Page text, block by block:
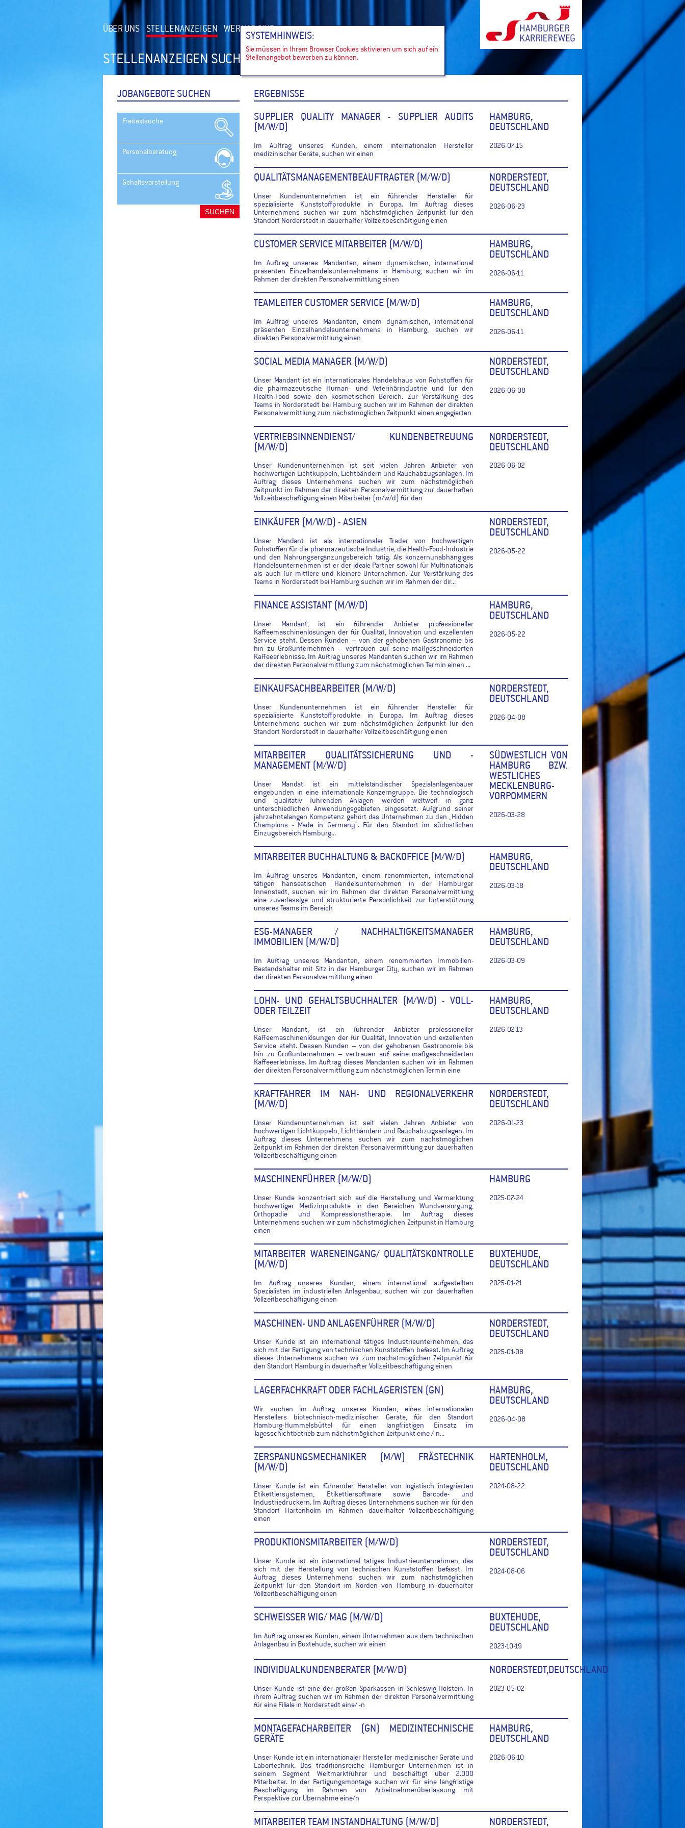
ÜBER UNS STELLENANZEIGEN WER WIR SIND
STELLENANZEIGEN SUCHEN
JOBANGEBOTE SUCHEN
Freitextsuche
Personalberatung
Gehaltsvorstellung
ERGEBNISSE
SUPPLIER QUALITY MANAGER - SUPPLIER AUDITS
(M/W/D)
Im Auftrag unseres Kunden, einem internationalen Hersteller
medizinischer Geräte, suchen wir einen
HAMBURG,
DEUTSCHLAND
2026-07-15
QUALITÄTSMANAGEMENTBEAUFTRAGTER (M/W/D)
Unser Kundenunternehmen ist ein führender Hersteller für
spezialisierte Kunststoffprodukte in Europa. Im Auftrag dieses
Unternehmens suchen wir zum nächstmöglichen Zeitpunkt für den
Standort Norderstedt in dauerhafter Vollzeitbeschäftigung einen
NORDERSTEDT,
DEUTSCHLAND
2026-06-23
CUSTOMER SERVICE MITARBEITER (M/W/D)
Im Auftrag unseres Mandanten, einem dynamischen, international
präsenten Einzelhandelsunternehmens in Hamburg, suchen wir im
Rahmen der direkten Personalvermittlung einen
HAMBURG,
DEUTSCHLAND
2026-06-11
TEAMLEITER CUSTOMER SERVICE (M/W/D)
Im Auftrag unseres Mandanten, einem dynamischen, international
präsenten Einzelhandelsunternehmens in Hamburg, suchen wir
direkten Personalvermittlung einen
HAMBURG,
DEUTSCHLAND
2026-06-11
SOCIAL MEDIA MANAGER (M/W/D)
Unser Mandant ist ein internationales Handelshaus von Rohstoffen für
die pharmazeutische Human- und Veterinärindustrie und für den
Health-Food sowie den kosmetischen Bereich. Zur Verstärkung des
Teams in Norderstedt bei Hamburg suchen wir im Rahmen der direkten
Personalvermittlung zum nächstmöglichen Zeitpunkt einen engagierten
NORDERSTEDT,
DEUTSCHLAND
2026-06-08
VERTRIEBSINNENDIENST/ KUNDENBETREUUNG
(M/W/D)
Unser Kundenunternehmen ist seit vielen Jahren Anbieter von
hochwertigen Lichtkuppeln, Lichtbändern und Rauchabzugsanlagen. Im
Auftrag dieses Unternehmens suchen wir zum nächstmöglichen
Zeitpunkt im Rahmen der direkten Personalvermittlung zur dauerhaften
Vollzeitbeschäftigung einen Mitarbeiter (m/w/d) für den
NORDERSTEDT,
DEUTSCHLAND
2026-06-02
EINKÄUFER (M/W/D) - ASIEN
Unser Mandant ist als internationaler Trader von hochwertigen
Rohstoffen für die pharmazeutische Industrie, die Health-Food-Industrie
und den Nahrungsergänzungsbereich tätig. Als konzernunabhängiges
Handelsunternehmen ist er der ideale Partner sowohl für Multinationals
als auch für mittlere und kleinere Unternehmen. Zur Verstärkung des
Teams in Norderstedt bei Hamburg suchen wir im Rahmen der dir...
NORDERSTEDT,
DEUTSCHLAND
2026-05-22
FINANCE ASSISTANT (M/W/D)
Unser Mandant, ist ein führender Anbieter professioneller
Kaffeemaschinenlösungen der für Qualität, Innovation und exzellenten
Service steht. Dessen Kunden – von der gehobenen Gastronomie bis
hin zu Großunternehmen – vertrauen auf seine maßgeschneiderten
Kaffeeerlebnisse. Im Auftrag unseres Mandanten suchen wir im Rahmen
der direkten Personalvermittlung zum nächstmöglichen Termin einen ...
HAMBURG,
DEUTSCHLAND
2026-05-22
EINKAUFSACHBEARBEITER (M/W/D)
Unser Kundenunternehmen ist ein führender Hersteller für
spezialisierte Kunststoffprodukte in Europa. Im Auftrag dieses
Unternehmens suchen wir zum nächstmöglichen Zeitpunkt für den
Standort Norderstedt in dauerhafter Vollzeitbeschäftigung einen
NORDERSTEDT,
DEUTSCHLAND
2026-04-08
MITARBEITER QUALITÄTSSICHERUNG UND -
MANAGEMENT (M/W/D)
Unser Mandat ist ein mittelständischer Spezialanlagenbauer
eingebunden in eine internationale Konzerngruppe. Die technologisch
und qualitativ führenden Anlagen werden weltweit in ganz
unterschiedlichen Anwendungsgebieten eingesetzt. Aufgrund seiner
jahrzehntelangen Kompetenz gehört das Unternehmen zu den „Hidden
Champions - Made in Germany“. Für den Standort im südöstlichen
Einzugsbereich Hamburg...
SÜDWESTLICH VON
HAMBURG BZW.
WESTLICHES
MECKLENBURG-
VORPOMMERN
2026-03-28
MITARBEITER BUCHHALTUNG & BACKOFFICE (M/W/D)
Im Auftrag unseres Mandanten, einem renommierten, international
tätigen hanseatischen Handelsunternehmen in der Hamburger
Innenstadt, suchen wir im Rahmen der direkten Personalvermittlung
eine zuverlässige und strukturierte Persönlichkeit zur Unterstützung
unseres Teams im Bereich
HAMBURG,
DEUTSCHLAND
2026-03-18
ESG-MANAGER / NACHHALTIGKEITSMANAGER
IMMOBILIEN (M/W/D)
Im Auftrag unseres Mandanten, einem renommierten Immobilien-
Bestandshalter mit Sitz in der Hamburger City, suchen wir im Rahmen
der direkten Personalvermittlung einen
HAMBURG,
DEUTSCHLAND
2026-03-09
LOHN- UND GEHALTSBUCHHALTER (M/W/D) - VOLL-
ODER TEILZEIT
Unser Mandant, ist ein führender Anbieter professioneller
Kaffeemaschinenlösungen der für Qualität, Innovation und exzellenten
Service steht. Dessen Kunden – von der gehobenen Gastronomie bis
hin zu Großunternehmen – vertrauen auf seine maßgeschneiderten
Kaffeeerlebnisse. Im Auftrag dieses Mandanten suchen wir im Rahmen
der direkten Personalvermittlung zum nächstmöglichen Termin eine
HAMBURG,
DEUTSCHLAND
2026-02-13
KRAFTFAHRER IM NAH- UND REGIONALVERKEHR
(M/W/D)
Unser Kundenunternehmen ist seit vielen Jahren Anbieter von
hochwertigen Lichtkuppeln, Lichtbändern und Rauchabzugsanlagen. Im
Auftrag dieses Unternehmens suchen wir zum nächstmöglichen
Zeitpunkt im Rahmen der direkten Personalvermittlung zur dauerhaften
Vollzeitbeschäftigung einen
NORDERSTEDT,
DEUTSCHLAND
2026-01-23
MASCHINENFÜHRER (M/W/D)
Unser Kunde konzentriert sich auf die Herstellung und Vermarktung
hochwertiger Medizinprodukte in den Bereichen Wundversorgung,
Orthopädie und Kompressionstherapie. Im Auftrag dieses
Unternehmens suchen wir zum nächstmöglichen Zeitpunkt in Hamburg
einen
HAMBURG
2025-07-24
MITARBEITER WARENEINGANG/ QUALITÄTSKONTROLLE
(M/W/D)
Im Auftrag unseres Kunden, einem international aufgestellten
Spezialisten im industriellen Anlagenbau, suchen wir zur dauerhaften
Vollzeitbeschäftigung einen
BUXTEHUDE,
DEUTSCHLAND
2025-01-21
MASCHINEN- UND ANLAGENFÜHRER (M/W/D)
Unser Kunde ist ein international tätiges Industrieunternehmen, das
sich mit der Fertigung von technischen Kunststoffen befasst. Im Auftrag
dieses Unternehmens suchen wir zum nächstmöglichen Zeitpunkt für
den Standort Hamburg in dauerhafter Vollzeitbeschäftigung einen
NORDERSTEDT,
DEUTSCHLAND
2025-01-08
LAGERFACHKRAFT ODER FACHLAGERISTEN (GN)
Wir suchen im Auftrag unseres Kunden, eines internationalen
Herstellers biotechnisch-medizinischer Geräte, für den Standort
Hamburg-Hummelsbüttel für einen langfristigen Einsatz im
Tagesschichtbetrieb zum nächstmöglichen Zeitpunkt eine /-n...
HAMBURG,
DEUTSCHLAND
2026-04-08
ZERSPANUNGSMECHANIKER (M/W) FRÄSTECHNIK
(M/W/D)
Unser Kunde ist ein führender Hersteller von logistisch integrierten
Etikettiersystemen, Etikettiersoftware sowie Barcode- und
Industriedruckern. Im Auftrag dieses Unternehmens suchen wir für den
Standort Hartenholm im Rahmen dauerhafter Vollzeitbeschäftigung
einen
HARTENHOLM,
DEUTSCHLAND
2024-08-22
PRODUKTIONSMITARBEITER (M/W/D)
Unser Kunde ist ein international tätiges Industrieunternehmen, das
sich mit der Herstellung von technischen Kunststoffen befasst. Im
Auftrag dieses Unternehmens suchen wir zum nächstmöglichen
Zeitpunkt für den Standort im Norden von Hamburg in dauerhafter
Vollzeitbeschäftigung einen
NORDERSTEDT,
DEUTSCHLAND
2024-08-06
SCHWEISSER WIG/ MAG (M/W/D)
Im Auftrag unseres Kunden, einem Unternehmen aus dem technischen
Anlagenbau in Buxtehude, suchen wir einen
BUXTEHUDE,
DEUTSCHLAND
2023-10-19
INDIVIDUALKUNDENBERATER (M/W/D)
Unser Kunde ist eine der großen Sparkassen in Schleswig-Holstein. In
ihrem Auftrag suchen wir im Rahmen der direkten Personalvermittlung
für eine Filiale in Norderstedt eine/ -n
NORDERSTEDT,DEUTSCHLAND
2023-05-02
MONTAGEFACHARBEITER (GN) MEDIZINTECHNISCHE
GERÄTE
Unser Kunde ist ein internationaler Hersteller medizinischer Geräte und
Labortechnik. Das traditionsreiche Hamburger Unternehmen ist in
seinem Segment Weltmarktführer und beschäftigt über 2.000
Mitarbeiter. In der Fertigungsmontage suchen wir für eine langfristige
Beschäftigung im Rahmen von Arbeitnehmerüberlassung mit
Perspektive zur Übernahme eine/n
HAMBURG,
DEUTSCHLAND
2026-06-10
MITARBEITER TEAM INSTANDHALTUNG (M/W/D)
NORDERSTEDT,
SYSTEMHINWEIS:
Sie müssen in Ihrem Browser Cookies aktivieren um sich auf ein
Stellenangebot bewerben zu können.